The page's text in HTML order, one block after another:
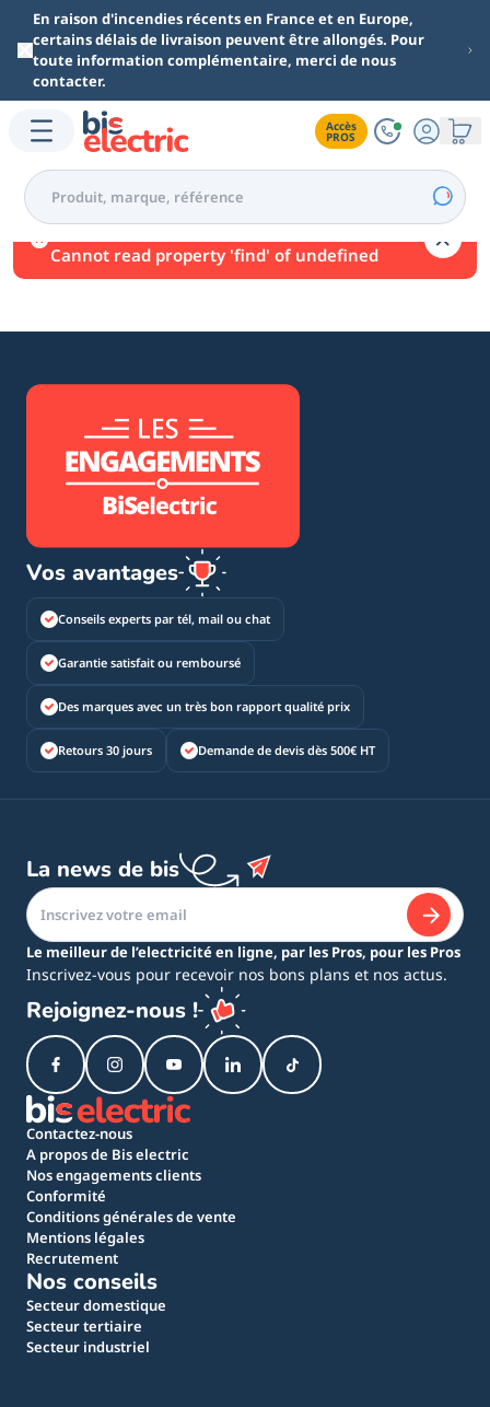
Aller au contenu principal
En raison d'incendies récents en France et en Europe,
certains délais de livraison peuvent être allongés. Pour
toute information complémentaire, merci de nous
contacter.
Accès
PROS
Une erreur est survenue.
Cannot read property 'find' of undefined
Vos avantages
Conseils experts par tél, mail ou chat
Garantie satisfait ou remboursé
Des marques avec un très bon rapport qualité prix
Retours 30 jours Demande de devis dès 500€ HT
La news de bis
Le meilleur de l’electricité en ligne, par les Pros, pour les Pros
Inscrivez-vous pour recevoir nos bons plans et nos actus.
Rejoignez-nous !
Contactez-nous
A propos de Bis electric
Nos engagements clients
Conformité
Conditions générales de vente
Mentions légales
Recrutement
Nos conseils
Secteur domestique
Secteur tertiaire
Secteur industriel